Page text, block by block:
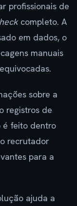
profissionais de
completo. A
em dados, o
manuais
sobre a
registros de
é feito dentro
recrutador
para a
ajuda a